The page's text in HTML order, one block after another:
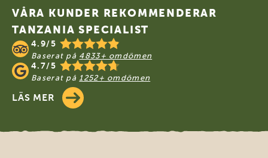
VÅRA KUNDER REKOMMENDERAR
TANZANIA SPECIALIST
4.9/5
Baserat på 4833+ omdömen
4.7/5
Baserat på 1252+ omdömen
LÄS MER